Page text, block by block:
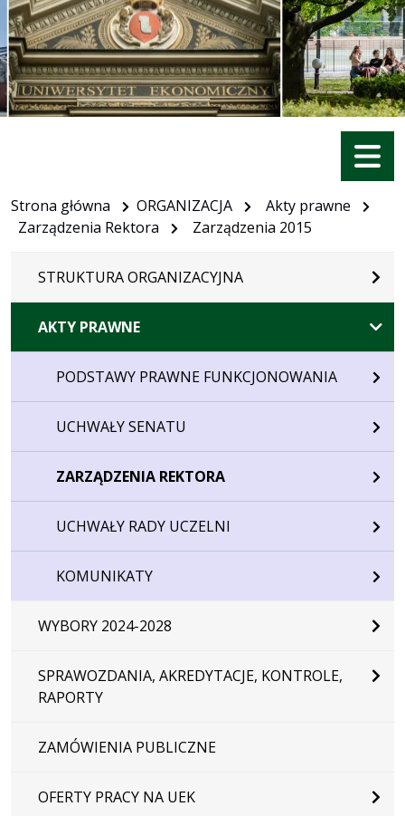
Menu
Strona główna ORGANIZACJA
Akty prawne
Zarządzenia Rektora
Zarządzenia 2015
STRUKTURA ORGANIZACYJNA
AKTY PRAWNE
PODSTAWY PRAWNE FUNKCJONOWANIA
UCHWAŁY SENATU
ZARZĄDZENIA REKTORA
UCHWAŁY RADY UCZELNI
KOMUNIKATY
WYBORY 2024-2028
SPRAWOZDANIA, AKREDYTACJE, KONTROLE,
RAPORTY
ZAMÓWIENIA PUBLICZNE
OFERTY PRACY NA UEK